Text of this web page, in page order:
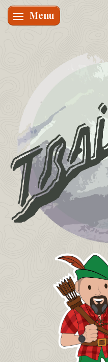
Skifte navigation
Menu